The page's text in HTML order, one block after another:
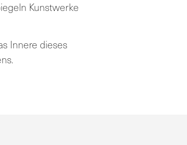
Kunstwerke
Innere dieses